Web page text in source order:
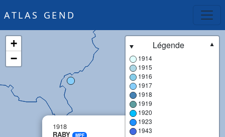
ATLAS GEND
1918
RABY
MPF
+
−
Légende
▼
1914
1915
1916
1917
1918
1919
1920
1923
1943